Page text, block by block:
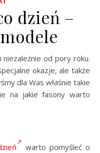
dzień –
niezależnie od pory roku.
okazje, ale także
dla Was właśnie takie
na jakie fasony warto
warto pomyśleć o